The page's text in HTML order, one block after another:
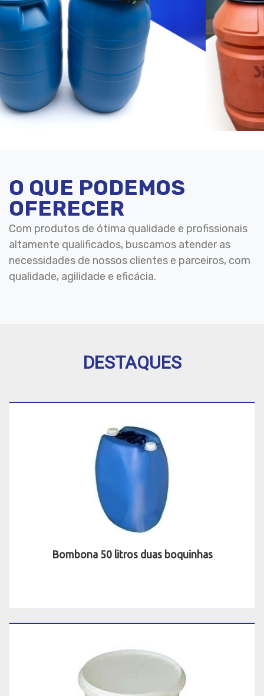
O QUE PODEMOS
OFERECER
Com produtos de ótima qualidade e profissionais
altamente qualificados, buscamos atender as
necessidades de nossos clientes e parceiros, com
qualidade, agilidade e eficácia.
DESTAQUES
Bombona 50 litros duas boquinhas